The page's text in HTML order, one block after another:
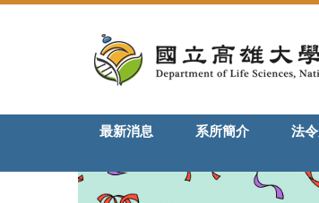
容
最新消息 系所簡介 法